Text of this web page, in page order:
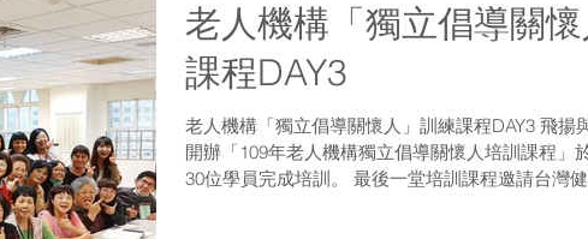
老人機構「獨立倡導關
課程DAY3
老人機構「獨立倡導關懷人」訓練課程DAY3 飛揚
開辦「109年老人機構獨立倡導關懷人培訓課程」
30位學員完成培訓。 最後一堂培訓課程邀請台灣